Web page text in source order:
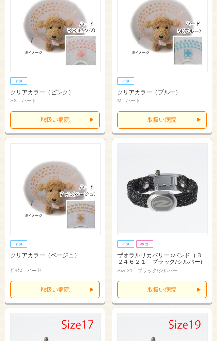
クリアカラー（ピンク）
SS ハード
取扱い病院
クリアカラー（ブルー）
M ハード
取扱い病院
クリアカラー（ベージュ）
ﾀﾞｯｸｽ ハード
取扱い病院
ザオラルリカバリーαバンド（Ｂ
２４６２１ ブラック/シルバー）
Size31 ブラック/シルバー
取扱い病院